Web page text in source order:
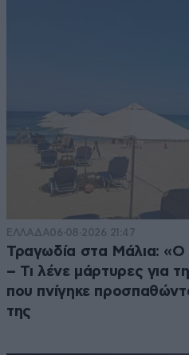
ΕΛΛΑΔΑ06·08·2026 21:47
Τραγωδία στα Μάλια: «Ο
– Τι λένε μάρτυρες για
που πνίγηκε
της